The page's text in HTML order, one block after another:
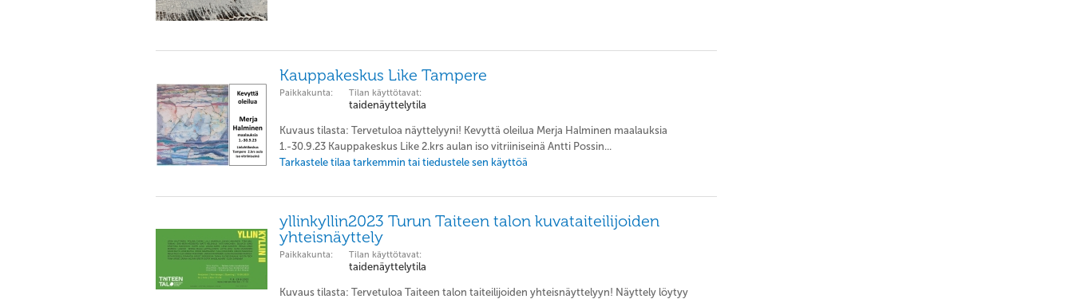
Kauppakeskus Like Tampere
Paikkakunta: Tilan käyttötavat:
taidenäyttelytila
Kuvaus tilasta: Tervetuloa näyttelyyni! Kevyttä oleilua Merja Halminen maalauksia
1.-30.9.23 Kauppakeskus Like 2.krs aulan iso vitriiniseinä Antti Possin...
Tarkastele tilaa tarkemmin tai tiedustele sen käyttöä
yllinkyllin2023 Turun Taiteen talon kuvataiteilijoiden
yhteisnäyttely
Paikkakunta: Tilan käyttötavat:
taidenäyttelytila
Kuvaus tilasta: Tervetuloa Taiteen talon taiteilijoiden yhteisnäyttelyyn! Näyttely löytyy